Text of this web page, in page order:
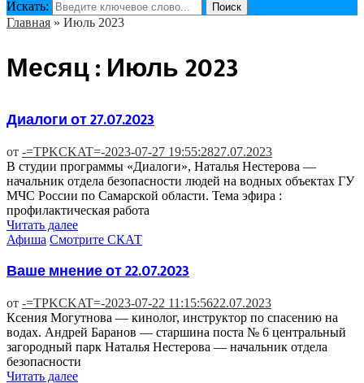
Искать: Поиск
Главная » Июль 2023
Месяц : Июль 2023
Диалоги от 27.07.2023
от -=TPKCKAT=-2023-07-27 19:55:2827.07.2023
В студии программы «Диалоги», Наталья Нестерова —
начальник отдела безопасности людей на водных объектах ГУ
МЧС России по Самарской области. Тема эфира :
профилактическая работа
Читать далее
Афиша Смотрите СКАТ
Ваше мнение от 22.07.2023
от -=TPKCKAT=-2023-07-22 11:15:5622.07.2023
Ксения Могутнова — кинолог, инструктор по спасению на
водах. Андрей Баранов — старшина поста № 6 центральный
загородный парк Наталья Нестерова — начальник отдела
безопасности
Читать далее